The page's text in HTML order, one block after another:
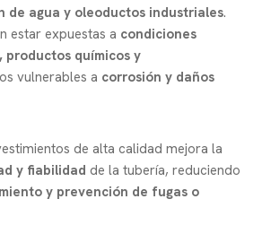
de agua y oleoductos industriales.
estar expuestas a condiciones
productos químicos y
vulnerables a corrosión y daños
de alta calidad mejora la
y fiabilidad de la tubería, reduciendo
y prevención de fugas o